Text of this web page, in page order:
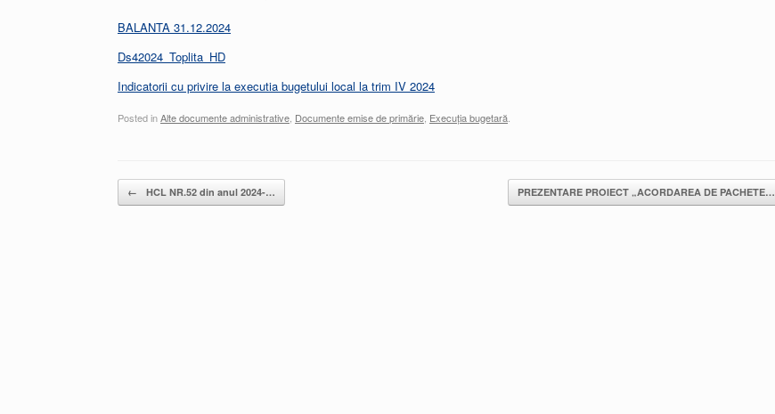
BALANTA 31.12.2024
Ds42024_Toplita_HD
Indicatorii cu privire la executia bugetului local la trim IV 2024
Posted inAlte documente administrative Documente emise de primărie Execuția bugetară
Post navigation
← HCL NR.52 din anul 2024-… PREZENTARE PROIECT „ACORDAREA DE PACHETE…